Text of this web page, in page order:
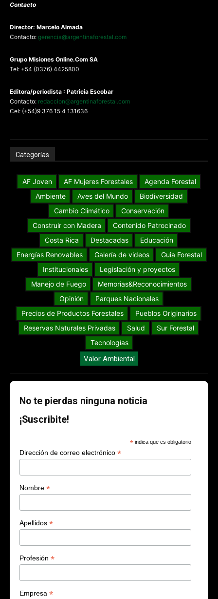
Contacto
Director: Marcelo Almada
Contacto: gerencia@argentinaforestal.com
Grupo Misiones Online.Com SA
Tel: +54 (0376) 4425800
Editora/periodista : Patricia Escobar
Contacto: redaccion@argentinaforestal.com
Cel: (+54)9 376 15 4 131636
Categorías
AF Joven AF Mujeres Forestales
Agenda Forestal
Ambiente
Aves del Mundo
Biodiversidad
Cambio Climático
Conservación
Construir con Madera
Contenido Patrocinado
Costa Rica
Destacadas
Educación
Energías Renovables
Galería de videos
Guia Forestal
Institucionales
Legislación y proyectos
Manejo de Fuego
Memorias&Reconocimientos
Opinión
Parques Nacionales
Precios de Productos Forestales
Pueblos Originarios
Reservas Naturales Privadas
Salud
Sur Forestal
Tecnologías
Valor Ambiental
No te pierdas ninguna noticia
¡Suscribite!
* indica que es obligatorio
Dirección de correo electrónico *
Nombre *
Apellidos *
Profesión *
Empresa *